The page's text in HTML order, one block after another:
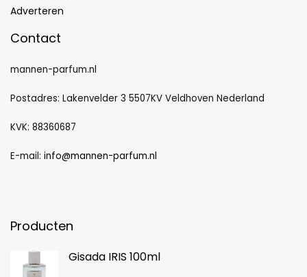
Adverteren
Contact
mannen-parfum.nl
Postadres: Lakenvelder 3 5507KV Veldhoven Nederland
KVK: 88360687
E-mail: info@mannen-parfum.nl
Producten
Gisada IRIS 100ml